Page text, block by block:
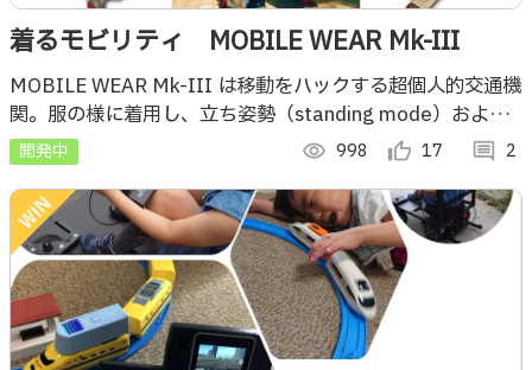
着るモビリティ MOBILE WEAR Mk-III
MOBILE WEAR Mk-III は移動をハックする超個人的交通機
関。服の様に着用し、立ち姿勢（standing mode）および
座り姿勢（sitting mode）で移動することができます。
開発中 visibility 998 thumb_up_alt 17 comment 2